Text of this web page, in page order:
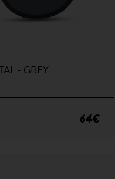
- GREY
64€